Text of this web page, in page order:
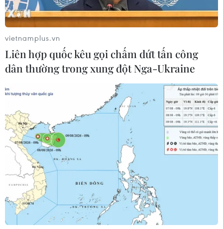
Tây Ninh: Tượng Phật Bà bằng đồng với
những kỷ lục vô tiền khoáng hậu
27/02/2022 07:02
Tượng Phật núi Bà Đen tại Tây Ninh đã xác lập 2 kỷ lục
gồm Tượng Phật Bà bằng đồng cao nhất Việt Nam và
vietnamplus.vn
Liên hợp quốc kêu gọi chấm dứt tấn công
dân thường trong xung đột Nga-Ukraine